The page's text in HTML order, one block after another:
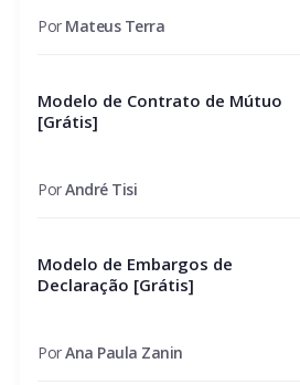
Por Mateus Terra
Modelo de Contrato de Mútuo
[Grátis]
PorAndré Tisi
Modelo de Embargos de
Declaração [Grátis]
PorAna Paula Zanin